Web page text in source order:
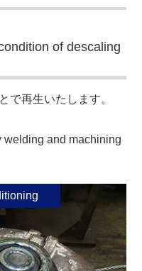
of descaling
で再生いたします。
welding and machining